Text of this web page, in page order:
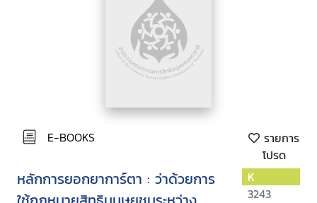
E-BOOKS
รายการ
โปรด
หลักการยอกยาการ์ตา : ว่าด้วยการ
K
3243